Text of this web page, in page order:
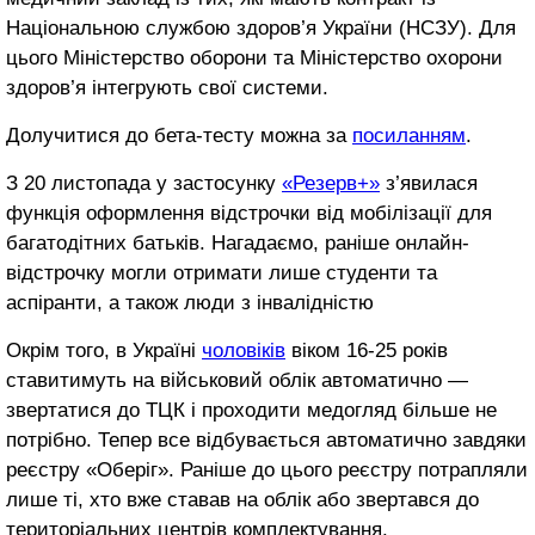
Національною службою здоров’я України (НСЗУ). Для
цього Міністерство оборони та Міністерство охорони
здоров’я інтегрують свої системи.
Долучитися до бета-тесту можна за посиланням.
З 20 листопада у застосунку «Резерв+» з’явилася
функція оформлення відстрочки від мобілізації для
багатодітних батьків. Нагадаємо, раніше онлайн-
відстрочку могли отримати лише студенти та
аспіранти, а також люди з інвалідністю
Окрім того, в Україні чоловіків віком 16-25 років
ставитимуть на військовий облік автоматично —
звертатися до ТЦК і проходити медогляд більше не
потрібно. Тепер все відбувається автоматично завдяки
реєстру «Оберіг». Раніше до цього реєстру потрапляли
лише ті, хто вже ставав на облік або звертався до
територіальних центрів комплектування.